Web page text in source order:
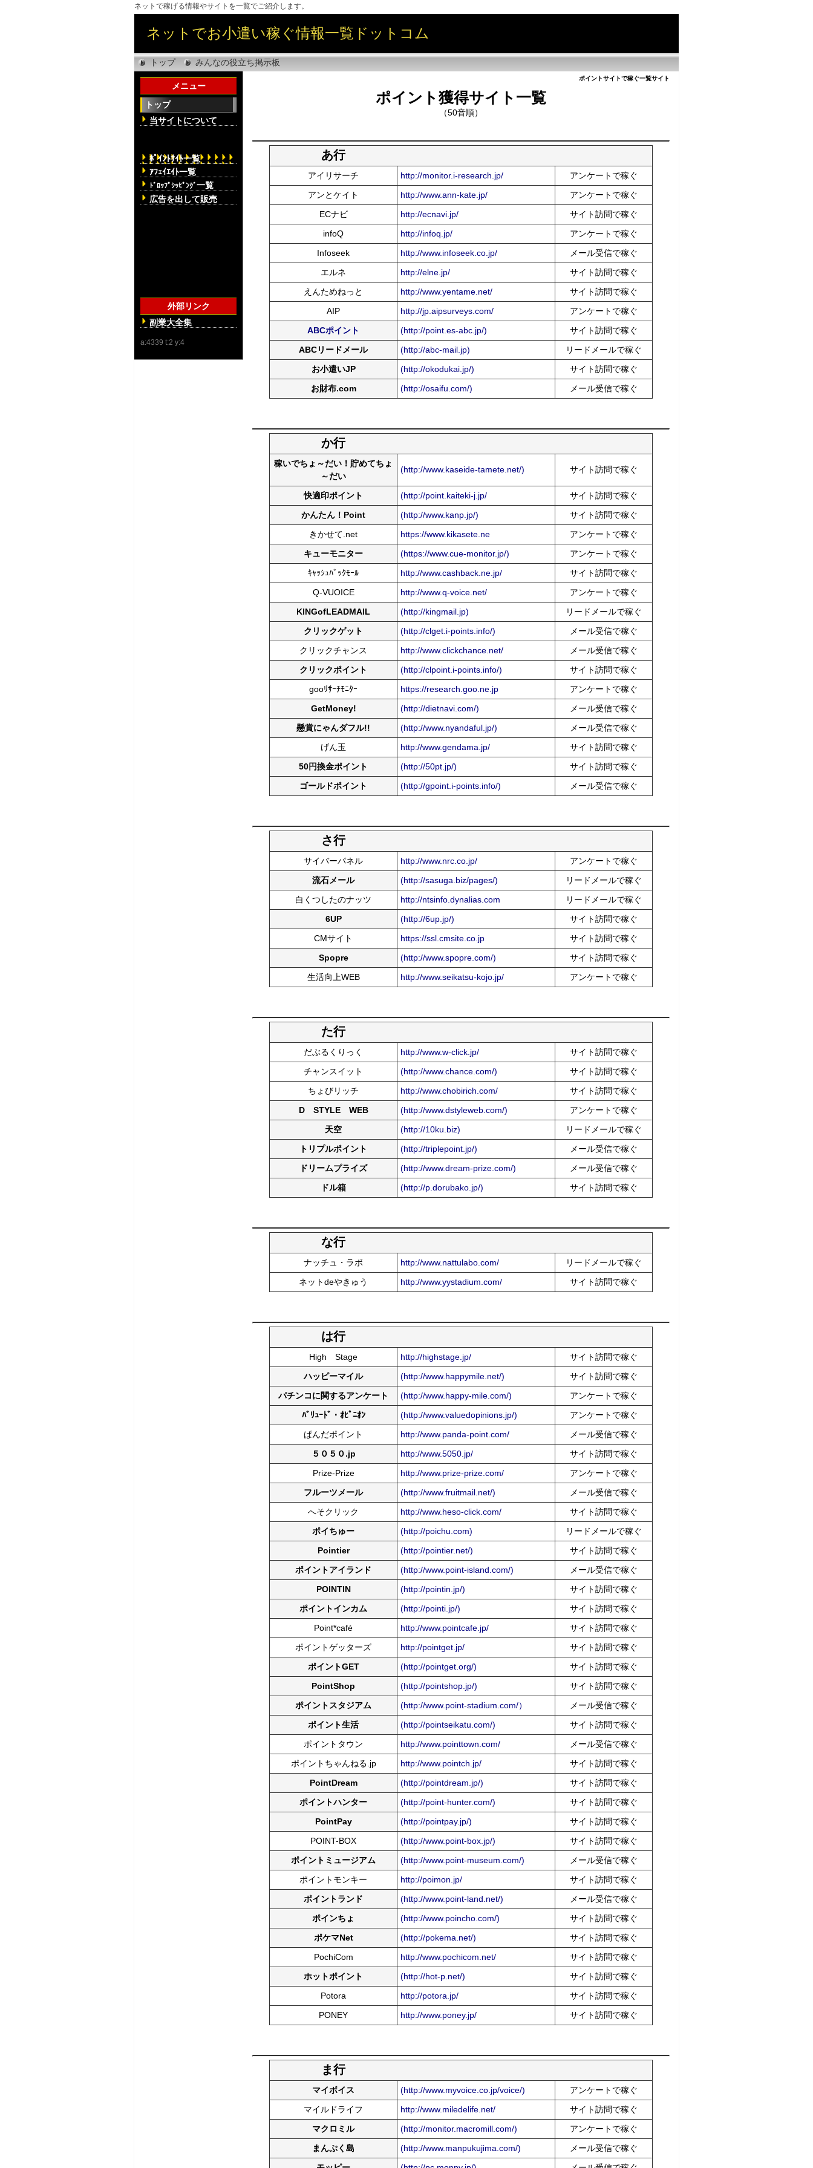
ネットで稼げる情報やサイトを一覧でご紹介します。
ネットでお小遣い稼ぐ情報一覧ドットコム
トップ みんなの役立ち掲示板
ポイントサイトで稼ぐ一覧サイト
ポイント獲得サイト一覧
（50音順）
あ行
アイリサーチ http://monitor.i-research.jp/
アンケートで稼ぐ
アンとケイト
http://www.ann-kate.jp/
アンケートで稼ぐ
ECナビ
http://ecnavi.jp/
サイト訪問で稼ぐ
infoQ
http://infoq.jp/
アンケートで稼ぐ
Infoseek
http://www.infoseek.co.jp/
メール受信で稼ぐ
エルネ
http://elne.jp/
サイト訪問で稼ぐ
えんためねっと
http://www.yentame.net/
サイト訪問で稼ぐ
AIP
http://jp.aipsurveys.com/
アンケートで稼ぐ
ABCポイント
(http://point.es-abc.jp/)
サイト訪問で稼ぐ
ABCリードメール
(http://abc-mail.jp)
リードメールで稼ぐ
お小遣いJP
(http://okodukai.jp/)
サイト訪問で稼ぐ
お財布.com
(http://osaifu.com/) メール受信で稼ぐ
か行
稼いでちょ～だい！貯めてちょ
～だい
(http://www.kaseide-tamete.net/) サイト訪問で稼ぐ
快適印ポイント (http://point.kaiteki-j.jp/
サイト訪問で稼ぐ
かんたん！Point
(http://www.kanp.jp/)
サイト訪問で稼ぐ
きかせて.net
https://www.kikasete.ne
アンケートで稼ぐ
キューモニター
(https://www.cue-monitor.jp/)
アンケートで稼ぐ
ｷｬｯｼｭﾊﾞｯｸﾓｰﾙ
http://www.cashback.ne.jp/
サイト訪問で稼ぐ
Q-VUOICE
http://www.q-voice.net/
アンケートで稼ぐ
KINGofLEADMAIL
(http://kingmail.jp)
リードメールで稼ぐ
クリックゲット
(http://clget.i-points.info/)
メール受信で稼ぐ
クリックチャンス
http://www.clickchance.net/
メール受信で稼ぐ
クリックポイント
(http://clpoint.i-points.info/)
サイト訪問で稼ぐ
gooﾘｻｰﾁﾓﾆﾀｰ
https://research.goo.ne.jp
アンケートで稼ぐ
GetMoney!
(http://dietnavi.com/)
メール受信で稼ぐ
懸賞にゃんダフル!!
(http://www.nyandaful.jp/)
メール受信で稼ぐ
げん玉
http://www.gendama.jp/
サイト訪問で稼ぐ
50円換金ポイント
(http://50pt.jp/)
サイト訪問で稼ぐ
ゴールドポイント
(http://gpoint.i-points.info/) メール受信で稼ぐ
さ行
サイバーパネル http://www.nrc.co.jp/
アンケートで稼ぐ
流石メール
(http://sasuga.biz/pages/)
リードメールで稼ぐ
白くつしたのナッツ
http://ntsinfo.dynalias.com
リードメールで稼ぐ
6UP
(http://6up.jp/)
サイト訪問で稼ぐ
CMサイト
https://ssl.cmsite.co.jp
サイト訪問で稼ぐ
Spopre
(http://www.spopre.com/)
サイト訪問で稼ぐ
生活向上WEB
http://www.seikatsu-kojo.jp/ アンケートで稼ぐ
た行
だぶるくりっく http://www.w-click.jp/
サイト訪問で稼ぐ
チャンスイット
(http://www.chance.com/)
サイト訪問で稼ぐ
ちょびリッチ
http://www.chobirich.com/
サイト訪問で稼ぐ
D STYLE WEB
(http://www.dstyleweb.com/)
アンケートで稼ぐ
天空
(http://10ku.biz)
リードメールで稼ぐ
トリプルポイント
(http://triplepoint.jp/)
メール受信で稼ぐ
ドリームプライズ
(http://www.dream-prize.com/)
メール受信で稼ぐ
ドル箱
(http://p.dorubako.jp/) サイト訪問で稼ぐ
な行
ナッチュ・ラボ http://www.nattulabo.com/
リードメールで稼ぐ
ネットdeやきゅう
http://www.yystadium.com/ サイト訪問で稼ぐ
は行
High Stage http://highstage.jp/
サイト訪問で稼ぐ
ハッピーマイル
(http://www.happymile.net/)
サイト訪問で稼ぐ
パチンコに関するアンケート
(http://www.happy-mile.com/)
アンケートで稼ぐ
ﾊﾞﾘｭｰﾄﾞ・ｵﾋﾟﾆｵﾝ
(http://www.valuedopinions.jp/)
アンケートで稼ぐ
ぱんだポイント
http://www.panda-point.com/
メール受信で稼ぐ
５０５０.jp
http://www.5050.jp/
サイト訪問で稼ぐ
Prize-Prize
http://www.prize-prize.com/
アンケートで稼ぐ
フルーツメール
(http://www.fruitmail.net/)
メール受信で稼ぐ
へそクリック
http://www.heso-click.com/
サイト訪問で稼ぐ
ポイちゅー
(http://poichu.com)
リードメールで稼ぐ
Pointier
(http://pointier.net/)
サイト訪問で稼ぐ
ポイントアイランド
(http://www.point-island.com/)
メール受信で稼ぐ
POINTIN
(http://pointin.jp/)
サイト訪問で稼ぐ
ポイントインカム
(http://pointi.jp/)
サイト訪問で稼ぐ
Point*café
http://www.pointcafe.jp/
サイト訪問で稼ぐ
ポイントゲッターズ
http://pointget.jp/
サイト訪問で稼ぐ
ポイントGET
(http://pointget.org/)
サイト訪問で稼ぐ
PointShop
(http://pointshop.jp/)
サイト訪問で稼ぐ
ポイントスタジアム
(http://www.point-stadium.com/）
メール受信で稼ぐ
ポイント生活
(http://pointseikatu.com/)
サイト訪問で稼ぐ
ポイントタウン
http://www.pointtown.com/
メール受信で稼ぐ
ポイントちゃんねる.jp
http://www.pointch.jp/
サイト訪問で稼ぐ
PointDream
(http://pointdream.jp/)
サイト訪問で稼ぐ
ポイントハンター
(http://point-hunter.com/)
サイト訪問で稼ぐ
PointPay
(http://pointpay.jp/)
サイト訪問で稼ぐ
POINT-BOX
(http://www.point-box.jp/)
サイト訪問で稼ぐ
ポイントミュージアム
(http://www.point-museum.com/)
メール受信で稼ぐ
ポイントモンキー
http://poimon.jp/
サイト訪問で稼ぐ
ポイントランド
(http://www.point-land.net/)
メール受信で稼ぐ
ポインちょ
(http://www.poincho.com/)
サイト訪問で稼ぐ
ポケマNet
(http://pokema.net/)
サイト訪問で稼ぐ
PochiCom
http://www.pochicom.net/
サイト訪問で稼ぐ
ホットポイント
(http://hot-p.net/)
サイト訪問で稼ぐ
Potora
http://potora.jp/
サイト訪問で稼ぐ
PONEY
http://www.poney.jp/ サイト訪問で稼ぐ
ま行
マイボイス (http://www.myvoice.co.jp/voice/)
アンケートで稼ぐ
マイルドライフ
http://www.miledelife.net/
サイト訪問で稼ぐ
マクロミル
(http://monitor.macromill.com/)
アンケートで稼ぐ
まんぷく島
(http://www.manpukujima.com/)
メール受信で稼ぐ
メニュー
トップ
当サイトについて
ﾎﾟｲﾝﾄｻｲﾄ一覧
ｱﾌｪｲｴｲﾄ一覧
ﾄﾞﾛｯﾌﾟｼｯﾋﾟﾝｸﾞ一覧
広告を出して販売
外部リンク
副業大全集
a:4339 t:2 y:4